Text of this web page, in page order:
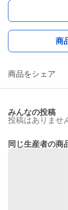
商
商品をシェア
みんなの投稿
投稿はありませ
同じ生産者の商